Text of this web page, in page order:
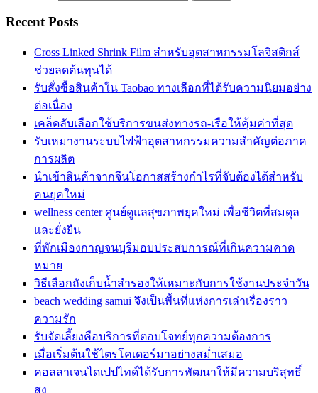
Recent Posts
Cross Linked Shrink Film สำหรับอุตสาหกรรมโลจิสติกส์
ช่วยลดต้นทุนได้
รับสั่งซื้อสินค้าใน Taobao ทางเลือกที่ได้รับความนิยมอย่าง
ต่อเนื่อง
เคล็ดลับเลือกใช้บริการขนส่งทางรถ-เรือให้คุ้มค่าที่สุด
รับเหมางานระบบไฟฟ้าอุตสาหกรรมความสำคัญต่อภาค
การผลิต
นำเข้าสินค้าจากจีนโอกาสสร้างกำไรที่จับต้องได้สำหรับ
คนยุคใหม่
wellness center ศูนย์ดูแลสุขภาพยุคใหม่ เพื่อชีวิตที่สมดุล
และยั่งยืน
ที่พักเมืองกาญจนบุรีมอบประสบการณ์ที่เกินความคาด
หมาย
วิธีเลือกถังเก็บน้ำสำรองให้เหมาะกับการใช้งานประจำวัน
beach wedding samui จึงเป็นพื้นที่แห่งการเล่าเรื่องราว
ความรัก
รับจัดเลี้ยงคือบริการที่ตอบโจทย์ทุกความต้องการ
เมื่อเริ่มต้นใช้ไตรโคเดอร์มาอย่างสม่ำเสมอ
คอลลาเจนไดเปปไทด์ได้รับการพัฒนาให้มีความบริสุทธิ์
สูง